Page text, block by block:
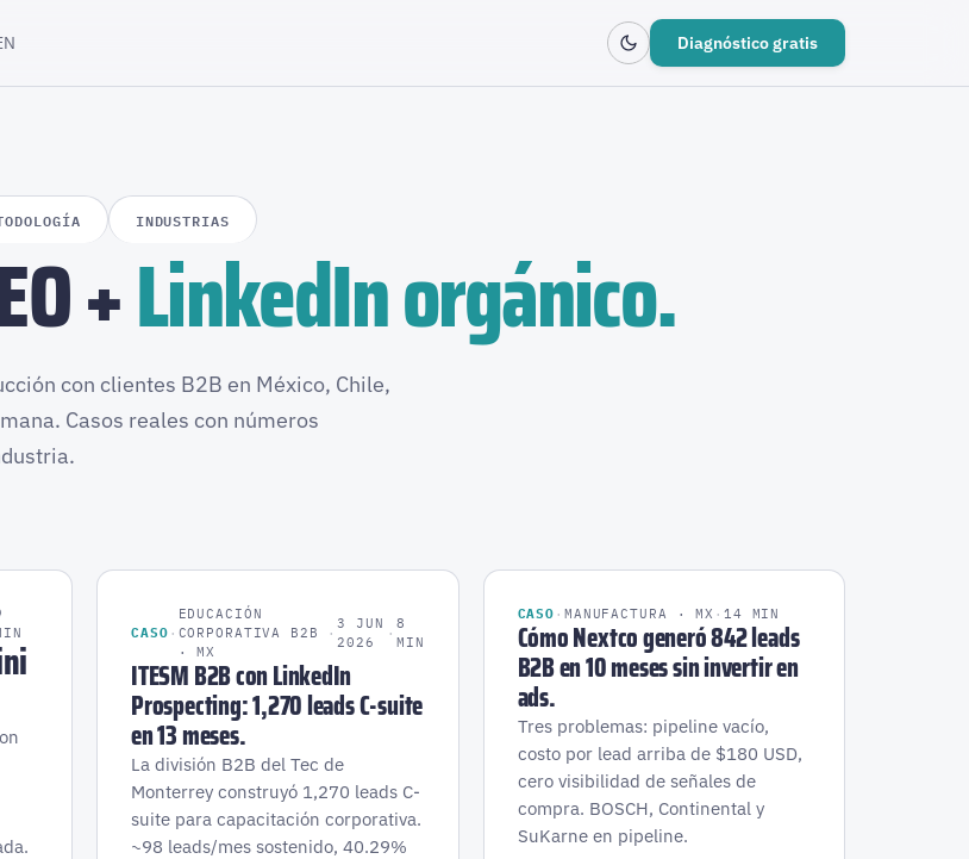
Diagnóstico gratis
INDUSTRIAS
+LinkedIn orgánico.
con clientes B2B en México, Chile,
Casos reales con números
CASO ·
EDUCACIÓN
CORPORATIVA B2B
· MX
·
3 JUN
2026
·
8
MIN
ITESM B2B con LinkedIn
Prospecting: 1,270 leads C-suite
en 13 meses.
La división B2B del Tec de
Monterrey construyó 1,270 leads C-
suite para capacitación corporativa.
~98 leads/mes sostenido, 40.29%
CASO · MANUFACTURA · MX · 14 MIN
Cómo Nextco generó 842 leads
B2B en 10 meses sin invertir en
ads.
Tres problemas: pipeline vacío,
costo por lead arriba de $180 USD,
cero visibilidad de señales de
compra. BOSCH, Continental y
SuKarne en pipeline.